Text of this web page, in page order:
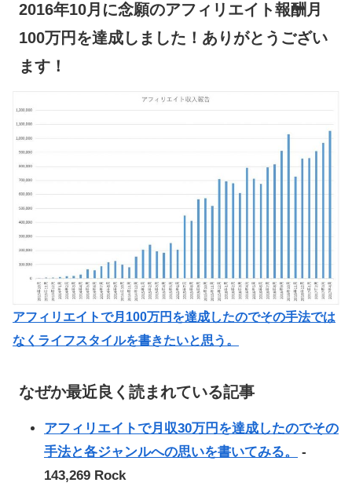
2016年10月に念願のアフィリエイト報酬月
100万円を達成しました！ありがとうござい
ます！
アフィリエイトで月100万円を達成したのでその手法では
なくライフスタイルを書きたいと思う。
なぜか最近良く読まれている記事
アフィリエイトで月収30万円を達成したのでその
手法と各ジャンルへの思いを書いてみる。
-
143,269 Rock